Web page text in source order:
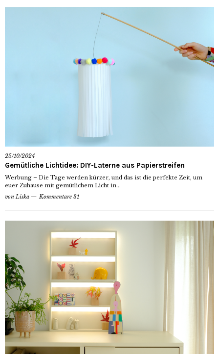
25/10/2024
Gemütliche Lichtidee: DIY-Laterne aus Papierstreifen
Werbung – Die Tage werden kürzer, und das ist die perfekte Zeit, um
euer Zuhause mit gemütlichem Licht in...
von Liska Kommentare 31